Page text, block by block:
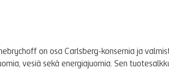
on osa Carlsberg-konsernia ja
vesiä sekä energiajuomia. Sen